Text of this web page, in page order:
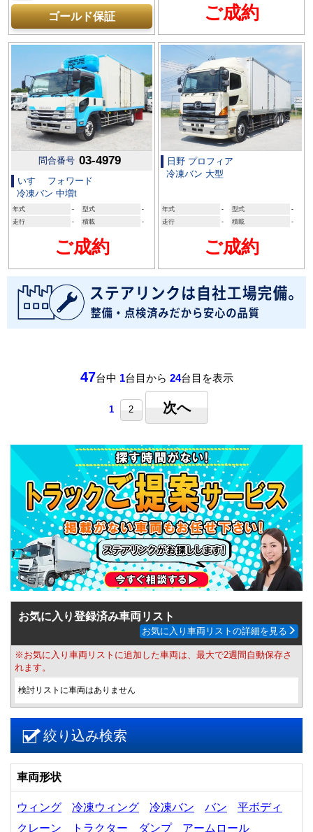
ゴールド保証 ご成約
問合番号 03-4979
いすゞ フォワード
冷凍バン 中増t
年式 - 型式
-
走行
- 積載 -
ご成約
日野 プロフィア
冷凍バン 大型
年式 - 型式
-
走行
- 積載 -
ご成約
47台中 1台目から 24台目を表示
1 2 次へ
お気に入り登録済み車両リスト
お気に入り車両リストの詳細を見る
※お気に入り車両リストに追加した車両は、最大で2週間自動保存さ
れます。
検討リストに車両はありません
絞り込み検索
車両形状
ウィング 冷凍ウィング 冷凍バン バン
平ボディ
クレーン
トラクター ダンプ アームロール